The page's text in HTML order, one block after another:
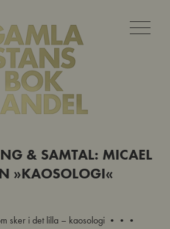
& SAMTAL: MICAEL
»KAOSOLOGI«
sker i det lilla – kaosologi •••